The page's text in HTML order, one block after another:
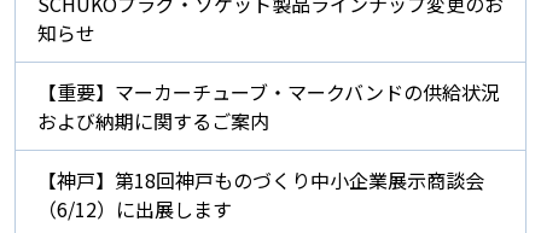
知らせ
【重要】マーカーチューブ・マークバンドの供給状況
および納期に関するご案内
【神戸】第18回神戸ものづくり中小企業展示商談会
（6/12）に出展します